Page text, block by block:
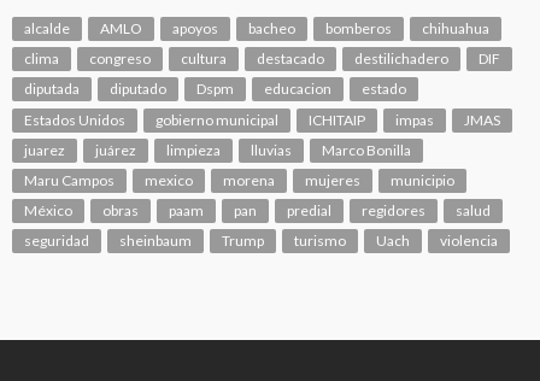
alcalde AMLO apoyos bacheo bomberos
chihuahua
clima
congreso cultura destacado destilichadero
DIF
diputada
diputado Dspm educacion
estado
Estados Unidos
gobierno municipal ICHITAIP impas
JMAS
juarez
juárez limpieza lluvias
Marco Bonilla
Maru Campos
mexico morena mujeres
municipio
México
obras paam pan predial regidores
salud
seguridad
sheinbaum Trump turismo Uach violencia